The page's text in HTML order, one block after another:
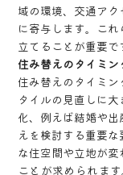
域の環境、交通ア
に寄与します。こ
立てることが重要で
住み替えのタイミ
住み替えのタイミ
タイルの見直しに
化、例えば結婚や
えを検討する重要
な住空間や立地が
ことが求められま